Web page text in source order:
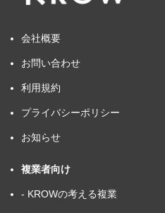
会社概要
お問い合わせ
利用規約
プライバシーポリシー
お知らせ
複業者向け
- KROWの考える複業